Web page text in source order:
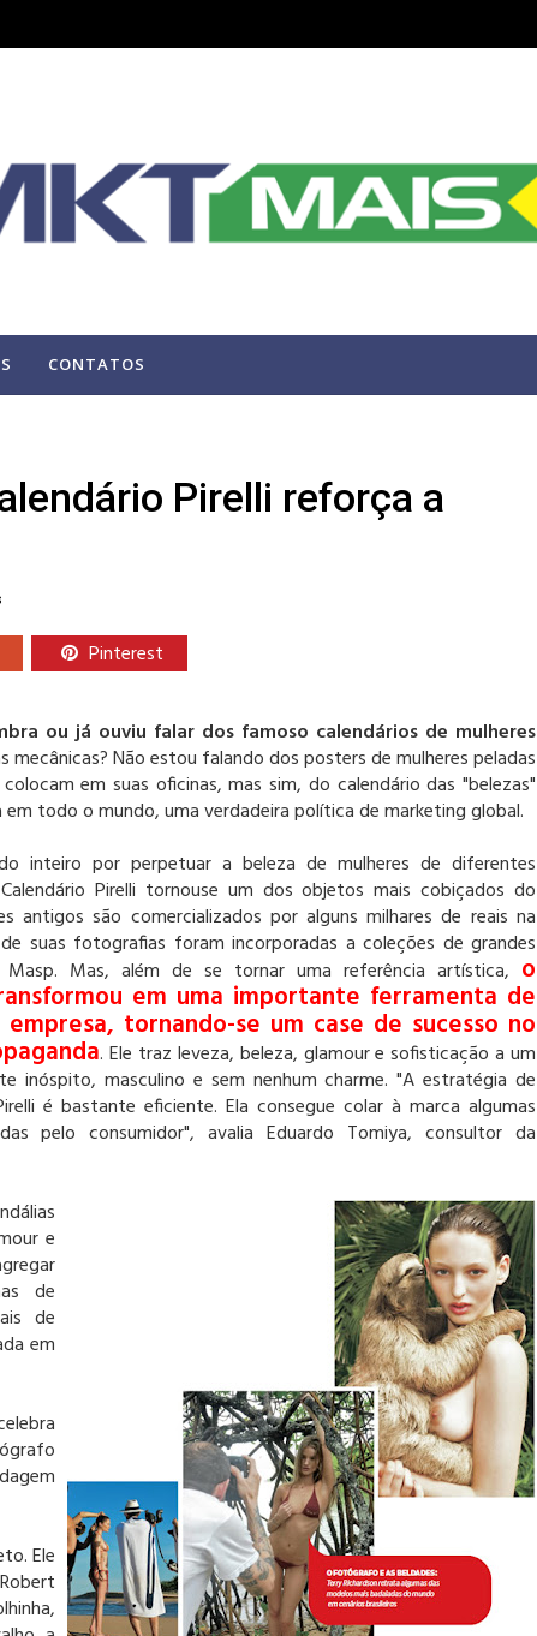
CONTATOS
Pirelli reforça a
Pinterest
ou já ouviu falar dos famoso calendários de mulheres
mecânicas? Não estou falando dos posters de mulheres peladas
em suas oficinas, mas sim, do calendário das "belezas"
em todo o mundo, uma verdadeira política de marketing global.
inteiro por perpetuar a beleza de mulheres de diferentes
Pirelli tornouse um dos objetos mais cobiçados do
antigos são comercializados por alguns milhares de reais na
suas fotografias foram incorporadas a coleções de grandes
Mas, além de se tornar uma referência artística, o
em uma importante ferramenta de
tornando-se um case de sucesso no
. Ele traz leveza, beleza, glamour e sofisticação a um
inóspito, masculino e sem nenhum charme. "A estratégia de
é bastante eficiente. Ela consegue colar à marca algumas
pelo consumidor", avalia Eduardo Tomiya, consultor da
e
de
de
em
Ele